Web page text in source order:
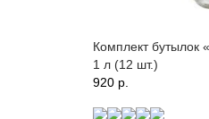
Комплект бутылок
1 л (12 шт.)
920 p.